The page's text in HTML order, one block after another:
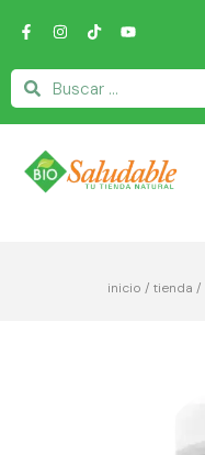
inicio / tienda /